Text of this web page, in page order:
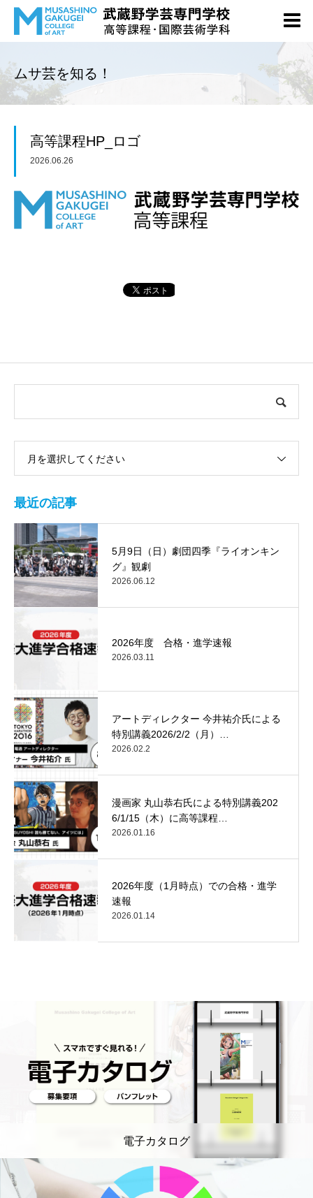
ムサ芸を知る！
高等課程HP_ロゴ
2026.06.26
月を選択してください
最近の記事
5月9日（日）劇団四季『ライオンキン
グ』観劇
2026.06.12
2026年度 合格・進学速報
2026.03.11
アートディレクター 今井祐介氏による
特別講義2026/2/2（月）…
2026.02.2
漫画家 丸山恭右氏による特別講義202
6/1/15（木）に高等課程…
2026.01.16
2026年度（1月時点）での合格・進学
速報
2026.01.14
電子カタログ